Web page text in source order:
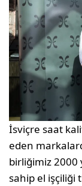
İsviçre saat
eden
birliğimiz 2000
sahip el işçiliği